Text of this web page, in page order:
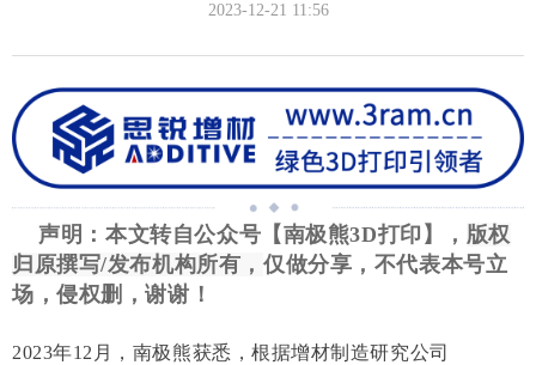
2023-12-21 11:56
声明：本文转自公众号【南极熊3D打印】 ， 版权
归原撰写/发布机构所有， 仅做分享，不代表本号立
场，侵权删，谢谢！
2023年12月，南极熊获悉，根据增材制造研究公司